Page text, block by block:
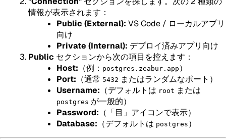
情報が表示されます：
Public (External): VS Code / ローカルアプリ
向け
Private (Internal): デプロイ済みアプリ向け
Public セクションから次の項目を控えます：
Host: （例： postgres.zeabur.app ）
Port: （通常 5432 またはランダムなポート）
Username: （デフォルトは root または
postgres が一般的）
Password: （「目」アイコンで表示）
Database: （デフォルトは postgres ）